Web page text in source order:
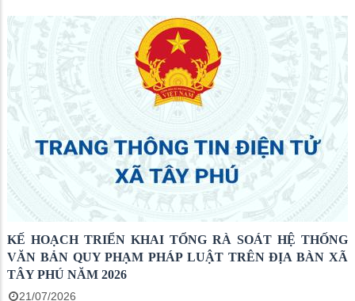
KẾ HOẠCH TRIỂN KHAI TỔNG RÀ SOÁT HỆ THỐNG
VĂN BẢN QUY PHẠM PHÁP LUẬT TRÊN ĐỊA BÀN XÃ
TÂY PHÚ NĂM 2026
21/07/2026